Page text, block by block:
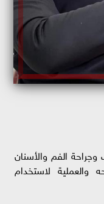
الفم والأسنان
والعملية لاستخدام